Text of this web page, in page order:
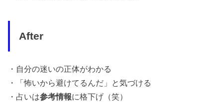
After
・ 自分の迷いの正体がわかる
・
「怖いから避けてるんだ」と気づける
・ 占いは参考情報に格下げ（笑）